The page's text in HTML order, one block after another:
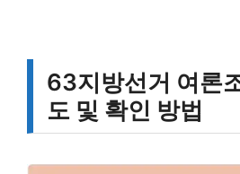
63지방선거 여론
도 및 확인 방법